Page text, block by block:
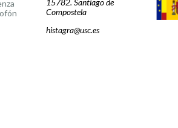
15782. Santiago de
Compostela
histagra@usc.es